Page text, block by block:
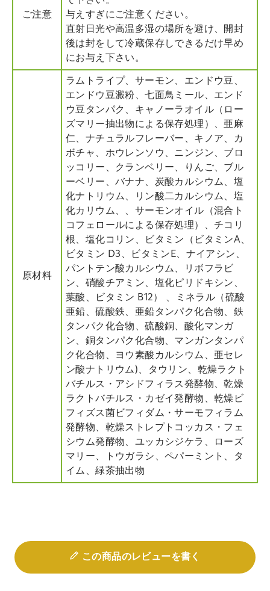
ご注意
与えすぎにご注意ください。
直射日光や高温多湿の場所を避け、開封
後は封をして冷蔵保存しできるだけ早め
にお与え下さい。
原材料
ラムトライプ、サーモン、エンドウ豆、
エンドウ豆澱粉、七面鳥ミール、エンド
ウ豆タンパク、キャノーラオイル（ロー
ズマリー抽出物による保存処理）、亜麻
仁、ナチュラルフレーバー、キノア、カ
ボチャ、ホウレンソウ、ニンジン、ブロ
ッコリー、クランベリー、りんご、ブル
ーベリー、バナナ、炭酸カルシウム、塩
化ナトリウム、リン酸二カルシウム、塩
化カリウム、、サーモンオイル（混合ト
コフェロールによる保存処理）、チコリ
根、塩化コリン、ビタミン（ビタミンA、
ビタミン D3、ビタミンE、ナイアシン、
パントテン酸カルシウム、リボフラビ
ン、硝酸チアミン、塩化ピリドキシン、
葉酸、ビタミン B12） 、ミネラル（硫酸
亜鉛、硫酸鉄、亜鉛タンパク化合物、鉄
タンパク化合物、硫酸銅、酸化マンガ
ン、銅タンパク化合物、マンガンタンパ
ク化合物、ヨウ素酸カルシウム、亜セレ
ン酸ナトリウム)、タウリン、乾燥ラクト
バチルス・アシドフィラス発酵物、乾燥
ラクトバチルス・カゼイ発酵物、乾燥ビ
フィズス菌ビフィダム・サーモフィラム
発酵物、乾燥ストレプトコッカス・フェ
シウム発酵物、ユッカシジケラ、ローズ
マリー、トウガラシ、ペパーミント、タ
イム、緑茶抽出物
この商品のレビューを書く